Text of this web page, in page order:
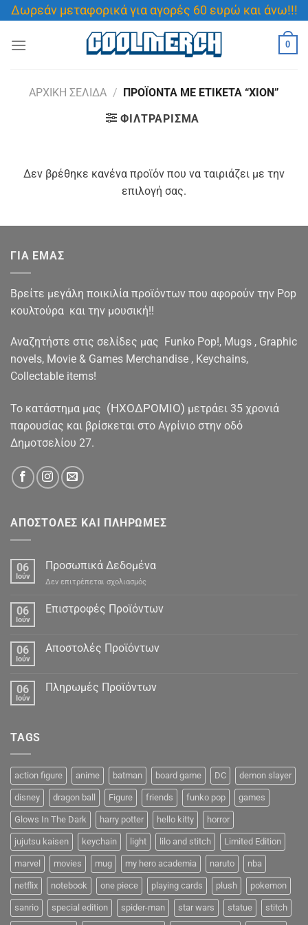
Μετάβαση
στο
περιεχόμενο
Δωρεάν μεταφορικά για αγορές 60 ευρώ και άνω!!!
0
ΑΡΧΙΚΉ ΣΕΛΊΔΑ / ΠΡΟΪΌΝΤΑ ΜΕ ΕΤΙΚΈΤΑ “XION”
ΦΙΛΤΡΆΡΙΣΜΑ
Δεν βρέθηκε κανένα προϊόν που να ταιριάζει με την
επιλογή σας.
ΓΙΑ ΕΜΑΣ
Βρείτε μεγάλη ποικιλία προϊόντων που αφορούν την Pop
κουλτούρα και την μουσική!!
Αναζητήστε στις σελίδες μας Funko Pop!, Mugs , Graphic
novels, Movie & Games Merchandise , Keychains,
Collectable items!
To κατάστημα μας (ΗΧΟΔΡΟΜΙΟ) μετράει 35 χρονιά
παρουσίας και βρίσκεται στο Αγρίνιο στην οδό
Δημοτσελίου 27.
ΑΠΟΣΤΟΛΕΣ ΚΑΙ ΠΛΗΡΩΜΕΣ
06
Ιούν
Προσωπικά Δεδομένα
Δεν επιτρέπεται σχολιασμός
Δεδομένα
06
Ιούν
Επιστροφές Προϊόντων
06
Ιούν
Αποστολές Προϊόντων
06
Ιούν
Πληρωμές Προϊόντων
TAGS
action figure anime batman board game DC demon slayer
disney dragon ball Figure friends funko pop games
Glows In The Dark harry potter hello kitty horror
jujutsu kaisen keychain light lilo and stitch Limited Edition
marvel movies mug my hero academia naruto nba
netflix notebook one piece playing cards plush pokemon
sanrio special edition spider-man star wars statue stitch